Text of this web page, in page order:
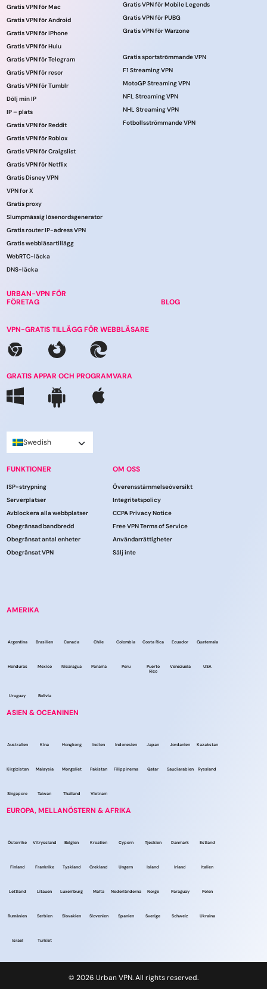
Gratis VPN för Mac
Gratis VPN för Android
Gratis VPN för iPhone
Gratis VPN för Hulu
Gratis VPN för Telegram
Gratis VPN för resor
Gratis VPN för Tumblr
Dölj min IP
IP – plats
Gratis VPN för Reddit
Gratis VPN för Roblox
Gratis VPN för Craigslist
Gratis VPN för Netflix
Gratis Disney VPN
VPN for X
Gratis proxy
Slumpmässig lösenordsgenerator
Gratis router IP-adress VPN
Gratis webbläsartillägg
WebRTC-läcka
DNS-läcka
URBAN-VPN FÖR
FÖRETAG
Gratis VPN för Mobile Legends
Gratis VPN för PUBG
Gratis VPN för Warzone
Gratis sportströmmande VPN
F1 Streaming VPN
MotoGP Streaming VPN
NFL Streaming VPN
NHL Streaming VPN
Fotbollsströmmande VPN
BLOG
VPN-GRATIS TILLÄGG FÖR WEBBLÄSARE
GRATIS APPAR OCH PROGRAMVARA
Swedish
FUNKTIONER
ISP-strypning
Serverplatser
Avblockera alla webbplatser
Obegränsad bandbredd
Obegränsat antal enheter
Obegränsat VPN
OM OSS
Överensstämmelseöversikt
Integritetspolicy
CCPA Privacy Notice
Free VPN Terms of Service
Användarrättigheter
Sälj inte
AMERIKA
Argentina Brasilien Canada Chile Colombia Costa Rica Ecuador Guatemala
Honduras Mexico Nicaragua Panama Peru
Puerto
Rico
Venezuela USA
Uruguay Bolivia
ASIEN & OCEANINEN
Australien Kina Hongkong Indien Indonesien Japan Jordanien Kazakstan
Kirgizistan Malaysia Mongoliet Pakistan Filippinerna Qatar Saudiarabien Ryssland
Singapore Taiwan Thailand Vietnam
EUROPA, MELLANÖSTERN & AFRIKA
Österrike Vitryssland Belgien Kroatien Cypern Tjeckien Danmark Estland
Finland Frankrike Tyskland Grekland Ungern Island Irland Italien
Lettland Litauen Luxemburg Malta Nederländerna Norge Paraguay Polen
Rumänien Serbien Slovakien Slovenien Spanien Sverige Schweiz Ukraina
Israel Turkiet
© 2026 Urban VPN. All rights reserved.